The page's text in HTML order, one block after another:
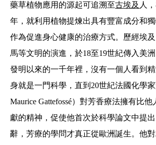
藥草植物應用的源起可追溯至古埃及 人
年，就利用植物提煉出具有豐富成分和獨
作為促進身心健康的治療方式。歷經埃
馬等文明的演進，於18至19世紀傳入美
發明以來的一千年裡，沒有一個人看到
身就是一門科學，直到20世紀法國化學
Maurice Gattefossé）對芳香療法擁有比
獻的精神，促使他首次於科學論文中提
辭，芳療的學問才真正從歐洲誕生。他對